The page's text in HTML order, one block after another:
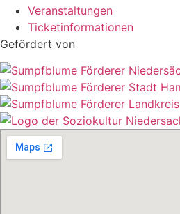
Veranstaltungen
Ticketinformationen
Gefördert von